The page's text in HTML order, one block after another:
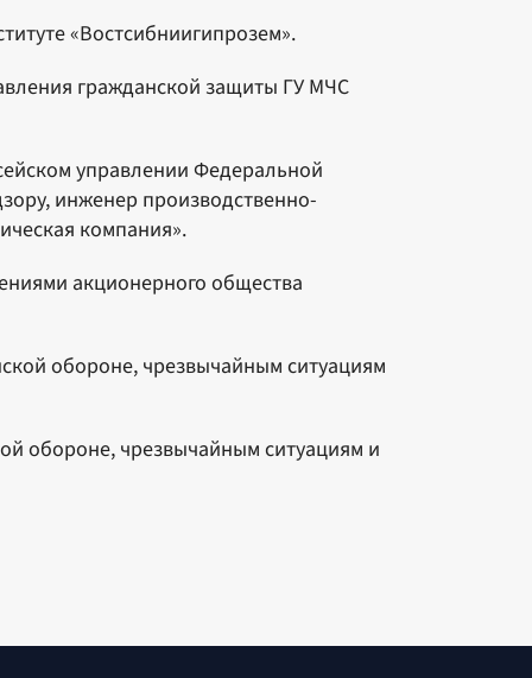
«Востсибниигипрозем».
гражданской защиты ГУ МЧС
управлении Федеральной
инженер производственно-
компания».
акционерного общества
обороне, чрезвычайным ситуациям
обороне, чрезвычайным ситуациям и